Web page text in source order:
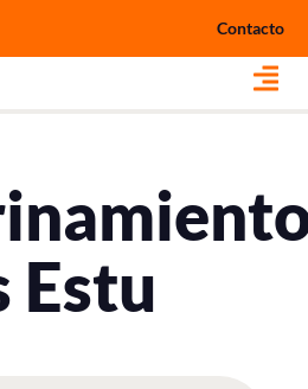
Contacto
Estu